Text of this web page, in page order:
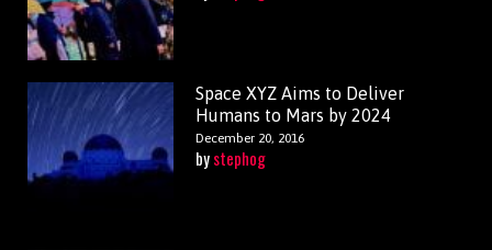
Space XYZ Aims to Deliver
Humans to Mars by 2024
December 20, 2016
bystephog